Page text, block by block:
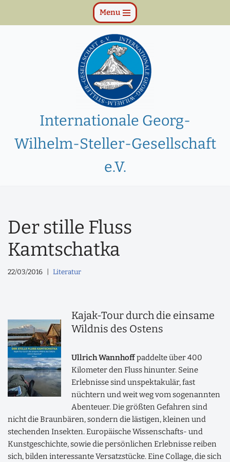
Zum
Menu
Internationale Georg-
Wilhelm-Steller-Gesellschaft
e.V.
Der stille Fluss
Kamtschatka
22/03/2016 Literatur
Kajak-Tour durch die einsame
Wildnis des Ostens
Ullrich Wannhoffpaddelte über 400
Kilometer den Fluss hinunter. Seine
Erlebnisse sind unspektakulär, fast
nüchtern und weit weg vom sogenannten
Abenteuer. Die größten Gefahren sind
nicht die Braunbären, sondern die lästigen, kleinen und
stechenden Insekten. Europäische Wissenschafts- und
Kunstgeschichte, sowie die persönlichen Erlebnisse reiben
sich, bilden interessante Versatzstücke. Eine Collage, die sich